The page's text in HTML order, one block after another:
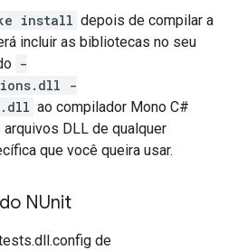
install depois de compilar a
incluir as bibliotecas no seu
-
-
ao compilador Mono C#
DLL de qualquer
que você queira usar.
NUnit
de